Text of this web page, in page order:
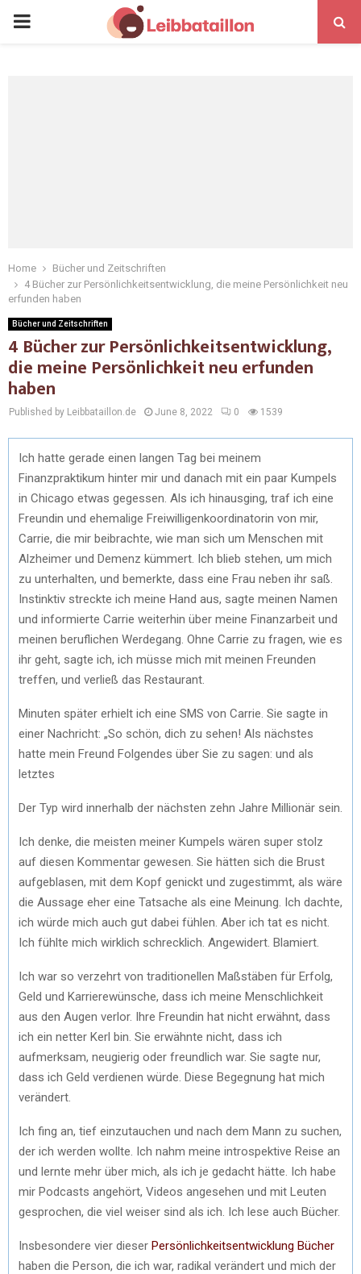
Home
Bücher und Zeitschriften
4 Bücher zur Persönlichkeitsentwicklung, die meine Persönlichkeit neu
erfunden haben
Bücher und Zeitschriften
4 Bücher zur Persönlichkeitsentwicklung,
die meine Persönlichkeit neu erfunden
haben
Published by Leibbataillon.de June 8, 2022 0 1539
Ich hatte gerade einen langen Tag bei meinem
Finanzpraktikum hinter mir und danach mit ein paar Kumpels
in Chicago etwas gegessen. Als ich hinausging, traf ich eine
Freundin und ehemalige Freiwilligenkoordinatorin von mir,
Carrie, die mir beibrachte, wie man sich um Menschen mit
Alzheimer und Demenz kümmert. Ich blieb stehen, um mich
zu unterhalten, und bemerkte, dass eine Frau neben ihr saß.
Instinktiv streckte ich meine Hand aus, sagte meinen Namen
und informierte Carrie weiterhin über meine Finanzarbeit und
meinen beruflichen Werdegang. Ohne Carrie zu fragen, wie es
ihr geht, sagte ich, ich müsse mich mit meinen Freunden
treffen, und verließ das Restaurant.
Minuten später erhielt ich eine SMS von Carrie. Sie sagte in
einer Nachricht: „So schön, dich zu sehen! Als nächstes
hatte mein Freund Folgendes über Sie zu sagen: und als
letztes
Der Typ wird innerhalb der nächsten zehn Jahre Millionär sein.
Ich denke, die meisten meiner Kumpels wären super stolz
auf diesen Kommentar gewesen. Sie hätten sich die Brust
aufgeblasen, mit dem Kopf genickt und zugestimmt, als wäre
die Aussage eher eine Tatsache als eine Meinung. Ich dachte,
ich würde mich auch gut dabei fühlen. Aber ich tat es nicht.
Ich fühlte mich wirklich schrecklich. Angewidert. Blamiert.
Ich war so verzehrt von traditionellen Maßstäben für Erfolg,
Geld und Karrierewünsche, dass ich meine Menschlichkeit
aus den Augen verlor. Ihre Freundin hat nicht erwähnt, dass
ich ein netter Kerl bin. Sie erwähnte nicht, dass ich
aufmerksam, neugierig oder freundlich war. Sie sagte nur,
dass ich Geld verdienen würde. Diese Begegnung hat mich
verändert.
Ich fing an, tief einzutauchen und nach dem Mann zu suchen,
der ich werden wollte. Ich nahm meine introspektive Reise an
und lernte mehr über mich, als ich je gedacht hätte. Ich habe
mir Podcasts angehört, Videos angesehen und mit Leuten
gesprochen, die viel weiser sind als ich. Ich lese auch Bücher.
Insbesondere vier dieser Persönlichkeitsentwicklung Bücher
haben die Person, die ich war, radikal verändert und mich der